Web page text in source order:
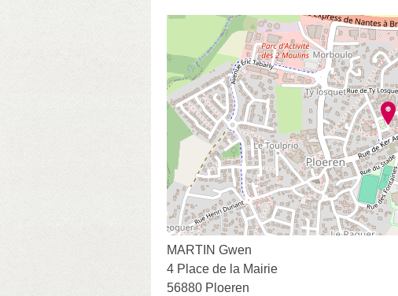
MARTIN Gwen
4 Place de la Mairie
56880 Ploeren